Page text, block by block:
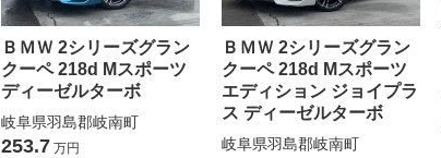
ＢＭＷ 2シリーズグラン
クーペ 218d Mスポーツ
ディーゼルターボ
岐阜県羽島郡岐南町
253.7 万円
ＢＭＷ 2シリーズグラン
クーペ 218d Mスポーツ
エディション ジョイプラ
ス ディーゼルターボ
岐阜県羽島郡岐南町